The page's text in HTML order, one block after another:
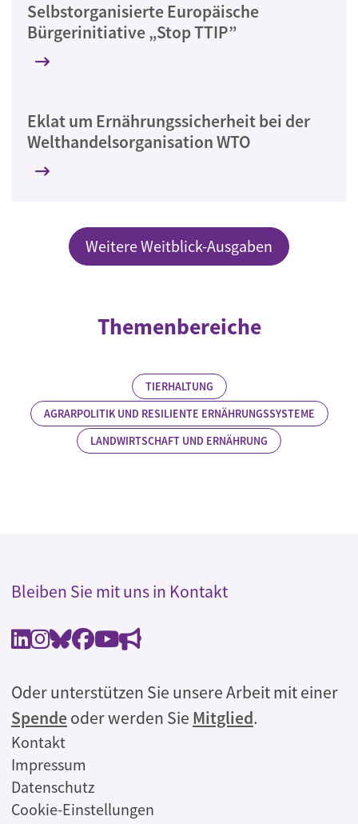
Selbstorganisierte Europäische
Bürgerinitiative „Stop TTIP”
Eklat um Ernährungssicherheit bei der
Welthandelsorganisation WTO
Weitere Weitblick-Ausgaben
Themenbereiche
TIERHALTUNG
AGRARPOLITIK UND RESILIENTE ERNÄHRUNGSSYSTEME
LANDWIRTSCHAFT UND ERNÄHRUNG
Bleiben Sie mit uns in Kontakt
Oder unterstützen Sie unsere Arbeit mit einer
Spendeoder werden Sie Mitglied.
Rechtliches
Kontakt
Impressum
Datenschutz
Cookie-Einstellungen